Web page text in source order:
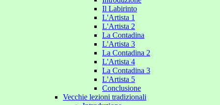
Il Labirinto
L'Artista 1
L'Artista 2
La Contadina
L'Artista 3
La Contadina 2
L'Artista 4
La Contadina 3
L'Artista 5
Conclusione
Vecchie lezioni tradizionali